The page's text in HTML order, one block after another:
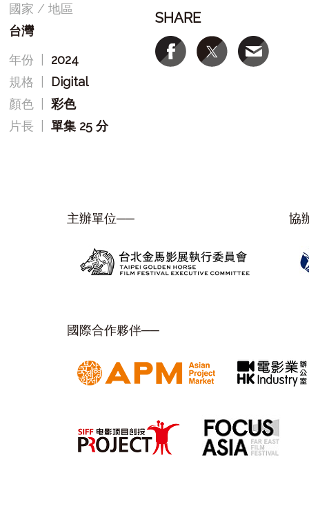
國家 / 地區
台灣
年份
2024
規格
Digital
顏色 |彩色
片長 |單集 25 分
SHARE
主辦單位── 協
國際合作夥伴──